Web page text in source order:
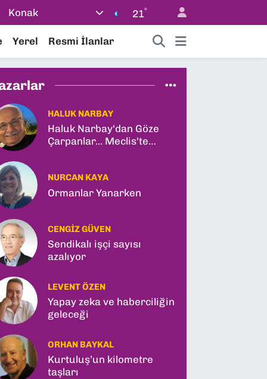
Konak 21°
Yerel Resmi İlanlar
HALUK NARBAY
Haluk Narbay'dan Göze
Çarpanlar... Meclis'te
NURCAN KAYA
Ormanlar Yanarken
CENGIZ GÜVEN
Sendikalı işçi sayısı
azalıyor
LEVENT ÖZEN
Yapay zeka ve haberciliğin
geleceği
ORHAN BAYKAL
Kurtuluş’un kilometre
taşları